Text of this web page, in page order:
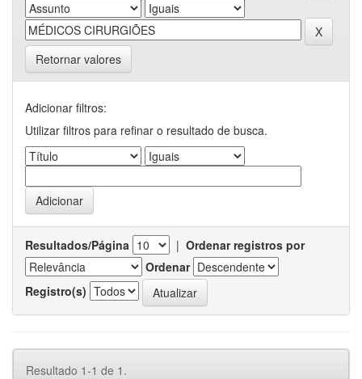
Retornar valores
Adicionar filtros:
Utilizar filtros para refinar o resultado de busca.
Resultados/Página | Ordenar registros por
Ordenar
Registro(s)
Resultado 1-1 de 1.